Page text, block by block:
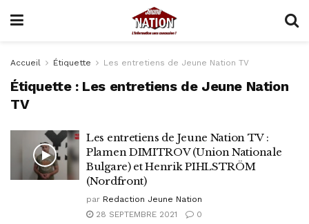
Accueil Étiquette Les entretiens de Jeune Nation TV
Étiquette : Les entretiens de Jeune Nation
TV
Les entretiens de Jeune Nation TV :
Plamen DIMITROV (Union Nationale
Bulgare) et Henrik PIHLSTRÖM
(Nordfront)
par Redaction Jeune Nation
28 SEPTEMBRE 2021
0